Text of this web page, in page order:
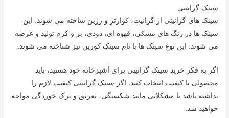
سینک گرانیتی
سینک های گرانیتی از گرانیت، کوارتز و رزین ساخته می شوند. این
سینک ها در رنگ های مشکی، قهوه ای، دودی، بژ و کرم تولید و عرضه
می شوند. این نوع سینک ها با نام سینک کورین نیز شناخته می شوند.
اگر به فکر خرید سینک گرانیتی برای آشپزخانه خود هستید، باید
محصولی با کیفیت انتخاب کنید. اگر سینک گرانیتی کیفیت لازم را
نداشته باشد با مشکلاتی مانند شکستگی، تعریق و ترک خوردگی مواجه
خواهید شد.